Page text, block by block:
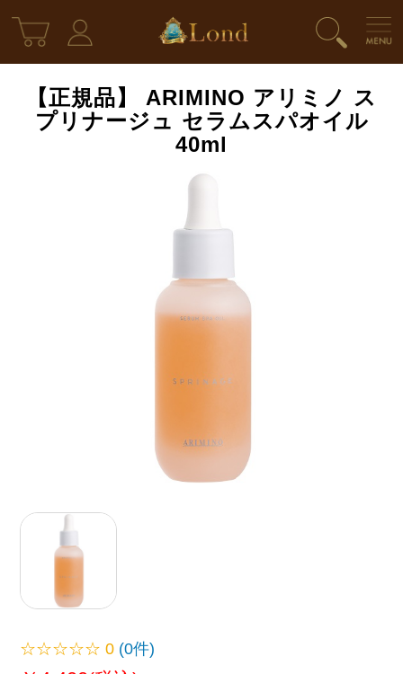
【正規品】 ARIMINO アリミノ ス
プリナージュ セラムスパオイル
40ml
☆☆☆☆☆0 (0件)